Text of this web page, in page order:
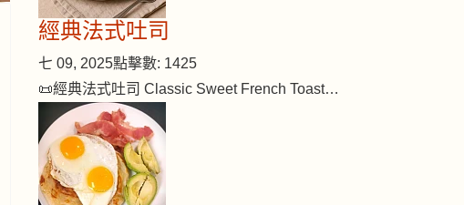
經典法式吐司
七 09, 2025點擊數: 1425
📜經典法式吐司 Classic Sweet French Toast…